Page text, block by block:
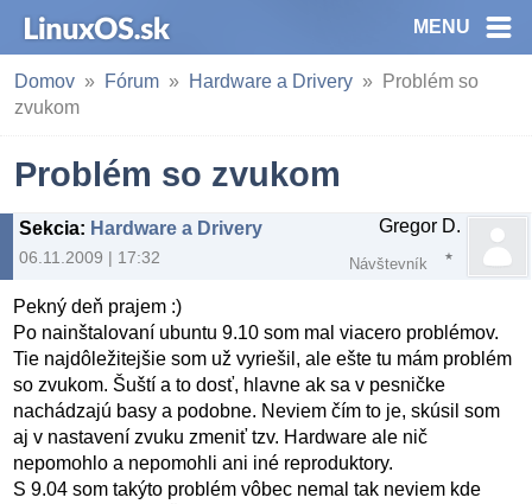
MENU
Domov Fórum Hardware a Drivery
Problém so
zvukom
Problém so zvukom
Sekcia: Hardware a Drivery
06.11.2009 | 17:32
Gregor D.
Návštevník
Pekný deň prajem :)
Po nainštalovaní ubuntu 9.10 som mal viacero problémov.
Tie najdôležitejšie som už vyriešil, ale ešte tu mám problém
so zvukom. Šuští a to dosť, hlavne ak sa v pesničke
nachádzajú basy a podobne. Neviem čím to je, skúsil som
aj v nastavení zvuku zmeniť tzv. Hardware ale nič
nepomohlo a nepomohli ani iné reproduktory.
S 9.04 som takýto problém vôbec nemal tak neviem kde